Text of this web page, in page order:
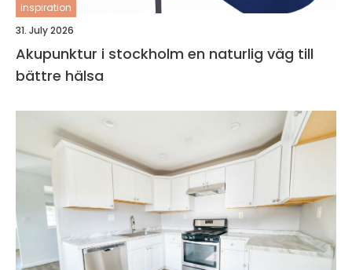
inspiration
31. July 2026
Akupunktur i stockholm en naturlig väg till
bättre hälsa